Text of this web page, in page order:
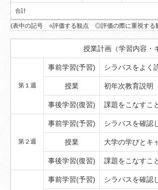
合計
(表中の記号 ○評価する観点 ◎評価の際に重視する
授業計画（学習内容・
第１週
事前学習(予習) シラバスをよく
授業 初年次教育説明
事後学習(復習) 課題をこなすこ
第２週
事前学習(予習) シラバスを確認
授業 大学の学びとキ
事後学習(復習) 課題をこなすこ
事前学習(予習) シラバスを確認